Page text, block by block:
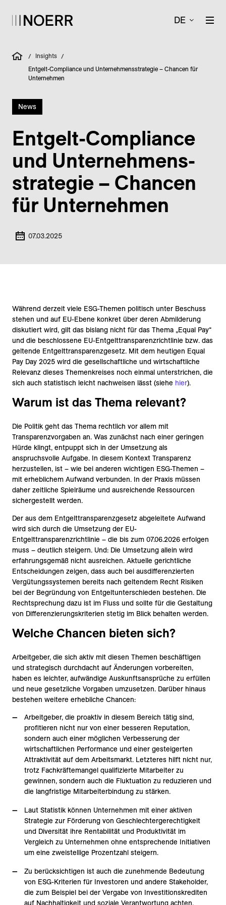
DE
/ Insights /
Entgelt-Compliance und Unternehmensstrategie – Chancen für
Unternehmen
News
Entgelt-Compliance
und Unter­nehmens­
strategie – Chancen
für Unter­nehmen
07.03.2025
Während derzeit viele ESG-Themen politisch unter Beschuss
stehen und auf EU-Ebene konkret über deren Abmilderung
diskutiert wird, gilt das bislang nicht für das Thema „Equal Pay“
und die beschlossene EU-Entgelttransparenzrichtlinie bzw. das
geltende Entgelttransparenzgesetz. Mit dem heutigen Equal
Pay Day 2025 wird die gesellschaftliche und wirtschaftliche
Relevanz dieses Themenkreises noch einmal unterstrichen, die
sich auch statistisch leicht nachweisen lässt (siehe hier).
Warum ist das Thema relevant?
Die Politik geht das Thema rechtlich vor allem mit
Transparenzvorgaben an. Was zunächst nach einer geringen
Hürde klingt, entpuppt sich in der Umsetzung als
anspruchsvolle Aufgabe. In diesem Kontext Transparenz
herzustellen, ist – wie bei anderen wichtigen ESG-Themen –
mit erheblichem Aufwand verbunden. In der Praxis müssen
daher zeitliche Spielräume und ausreichende Ressourcen
sichergestellt werden.
Der aus dem Entgelttransparenzgesetz abgeleitete Aufwand
wird sich durch die Umsetzung der EU-
Entgelttransparenzrichtlinie – die bis zum 07.06.2026 erfolgen
muss – deutlich steigern. Und: Die Umsetzung allein wird
erfahrungsgemäß nicht ausreichen. Aktuelle gerichtliche
Entscheidungen zeigen, dass auch bei ausdifferenzierten
Vergütungssystemen bereits nach geltendem Recht Risiken
bei der Begründung von Entgeltunterschieden bestehen. Die
Rechtsprechung dazu ist im Fluss und sollte für die Gestaltung
von Differenzierungskriterien stetig im Blick behalten werden.
Welche Chancen bieten sich?
Arbeitgeber, die sich aktiv mit diesen Themen beschäftigen
und strategisch durchdacht auf Änderungen vorbereiten,
haben es leichter, aufwändige Auskunftsansprüche zu erfüllen
und neue gesetzliche Vorgaben umzusetzen. Darüber hinaus
bestehen weitere erhebliche Chancen:
Arbeitgeber, die proaktiv in diesem Bereich tätig sind,
profitieren nicht nur von einer besseren Reputation,
sondern auch einer möglichen Verbesserung der
wirtschaftlichen Performance und einer gesteigerten
Attraktivität auf dem Arbeitsmarkt. Letzteres hilft nicht nur,
trotz Fachkräftemangel qualifizierte Mitarbeiter zu
gewinnen, sondern auch die Fluktuation zu reduzieren und
die langfristige Mitarbeiterbindung zu stärken.
Laut Statistik können Unternehmen mit einer aktiven
Strategie zur Förderung von Geschlechtergerechtigkeit
und Diversität ihre Rentabilität und Produktivität im
Vergleich zu Unternehmen ohne entsprechende Initiativen
um eine zweistellige Prozentzahl steigern.
Zu berücksichtigen ist auch die zunehmende Bedeutung
von ESG-Kriterien für Investoren und andere Stakeholder,
die zum Beispiel bei der Vergabe von Investitionskrediten
auf Nachhaltigkeit und soziale Verantwortung achten.